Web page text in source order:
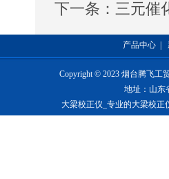
下一条： 三元催
产品中心
Copyright © 2023 烟台腾飞工
地址：山东
大梁校正仪_专业的大梁校